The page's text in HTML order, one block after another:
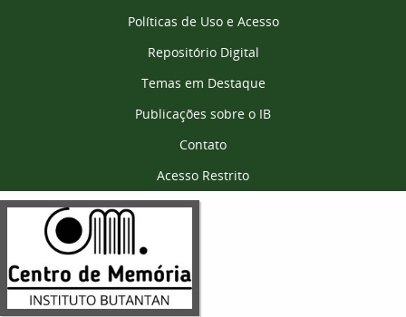
Políticas de Uso e Acesso
Repositório Digital
Temas em Destaque
Publicações sobre o IB
Contato
Acesso Restrito